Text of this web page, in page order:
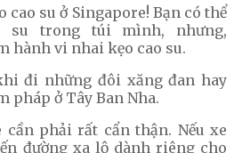
cao su ở Singapore! Bạn có thể
su trong túi mình, nhưng,
hành vi nhai kẹo cao su.
đi những đôi xăng đan hay
pháp ở Tây Ban Nha.
phải rất cẩn thận. Nếu xe
đường xa lộ dành riêng cho